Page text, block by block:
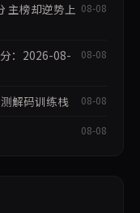
主榜却逆势上 08-08
：2026-08-
08-08
解码训练栈 08-08
08-08